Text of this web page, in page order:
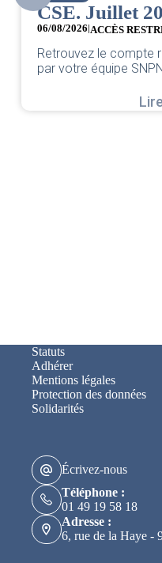
CSE. Juillet
06/08/2026|ACCÈS
Retrouvez le compte
par votre équipe
Statuts
Adhérer
Mentions légales
Protection des données
Solidarités
Écrivez-nous
Téléphone :
01 49 19 58 18
Adresse :
6, rue de la Haye -